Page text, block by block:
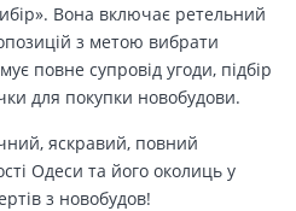
Вона включає ретельний
з метою вибрати
повне супровід угоди, підбір
для покупки новобудови.
яскравий, повний
Одеси та його околиць у
з новобудов!